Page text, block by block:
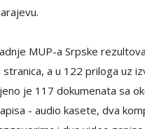
MUP-a Srpske
a u 122 priloga uz
je 117 dokumenata sa
- audio kasete, dva